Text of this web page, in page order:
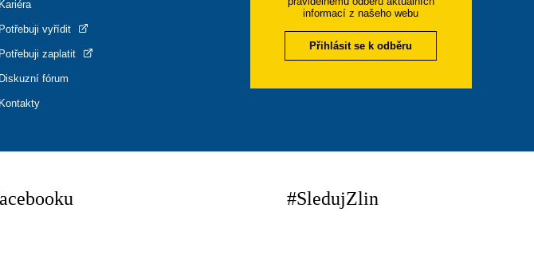
Kariéra
Potřebuji vyřídit
Potřebuji zaplatit
Diskuzní fórum
Kontakty
informací z našeho webu
Přihlásit se k odběru
#SledujZlin